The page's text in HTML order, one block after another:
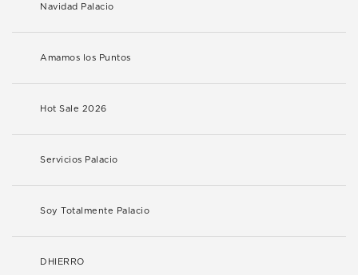
Navidad Palacio
Amamos los Puntos
Hot Sale 2026
Servicios Palacio
Soy Totalmente Palacio
DHIERRO